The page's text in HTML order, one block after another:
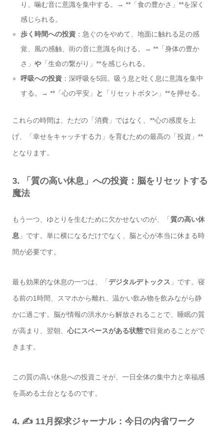
り、噛む音に意識を集中する。→ **「食の豊かさ」**を深く
感じられる。
歩く時間への投資 ：急ぐのをやめて、地面に触れる足の感
覚、風の感触、街の音に意識を向ける。→ **「身体の豊か
さ」や 「生命の繋がり」**を感じられる。
呼吸への投資 ：深呼吸を5回。吸う息と吐く息に意識を集中
する。→ **「心の平安」
と 「リセットボタン」**を押せる。
これらの時間は、ただの「消費」ではなく、**心の感度を上
げ、「幸せをキャッチする力」を育むための最高の「投資」**
となります。
3. 「質の高い休息」への投資：脳をリセットする
魔法
もう一つ、ゆとりを生むために欠かせないのが、「 質の高い休
息 」です。単に横になるだけでなく、脳と心が本当に休まる時
間が必要です。
最も効果的な休息の一つは、「 デジタルデトックス 」です。寝
る前の1時間、スマホから離れ、温かい飲み物を飲みながら静
かに過ごす。脳が情報の洪水から解放されることで、睡眠の質
が高まり、翌朝、 心にスペースがある状態で目覚めることがで
きます。
この質の高い休息への投資こそが、一日全体の集中力と幸福感
を高める土台となるのです。
4. ✍️ 11月探求ジャーナル：今日の内省ワーク